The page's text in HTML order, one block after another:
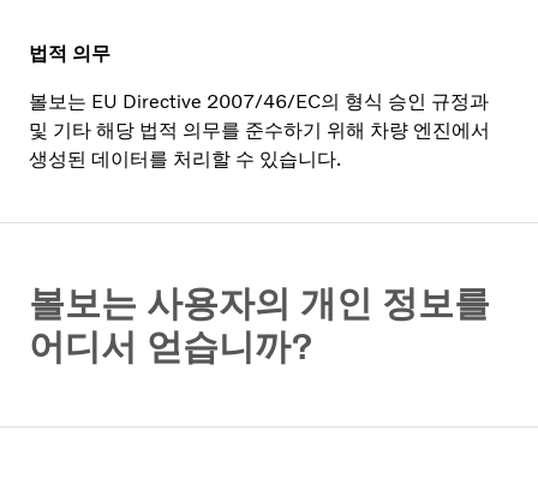
법적 의무
볼보는 EU Directive 2007/46/EC의 형식 승인 규정과
및 기타 해당 법적 의무를 준수하기 위해 차량 엔진에서
생성된 데이터를 처리할 수 있습니다.
볼보는 사용자의 개인 정보를
어디서 얻습니까?